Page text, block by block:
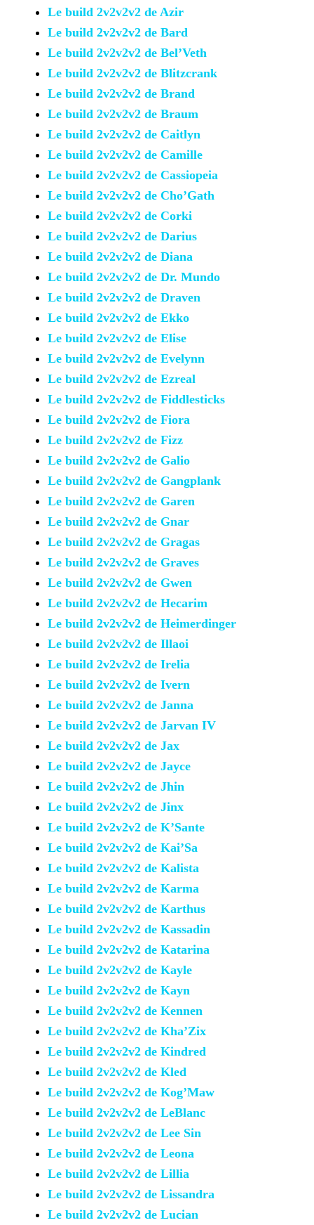
Le build 2v2v2v2 de Azir
Le build 2v2v2v2 de Bard
Le build 2v2v2v2 de Bel’Veth
Le build 2v2v2v2 de Blitzcrank
Le build 2v2v2v2 de Brand
Le build 2v2v2v2 de Braum
Le build 2v2v2v2 de Caitlyn
Le build 2v2v2v2 de Camille
Le build 2v2v2v2 de Cassiopeia
Le build 2v2v2v2 de Cho’Gath
Le build 2v2v2v2 de Corki
Le build 2v2v2v2 de Darius
Le build 2v2v2v2 de Diana
Le build 2v2v2v2 de Dr. Mundo
Le build 2v2v2v2 de Draven
Le build 2v2v2v2 de Ekko
Le build 2v2v2v2 de Elise
Le build 2v2v2v2 de Evelynn
Le build 2v2v2v2 de Ezreal
Le build 2v2v2v2 de Fiddlesticks
Le build 2v2v2v2 de Fiora
Le build 2v2v2v2 de Fizz
Le build 2v2v2v2 de Galio
Le build 2v2v2v2 de Gangplank
Le build 2v2v2v2 de Garen
Le build 2v2v2v2 de Gnar
Le build 2v2v2v2 de Gragas
Le build 2v2v2v2 de Graves
Le build 2v2v2v2 de Gwen
Le build 2v2v2v2 de Hecarim
Le build 2v2v2v2 de Heimerdinger
Le build 2v2v2v2 de Illaoi
Le build 2v2v2v2 de Irelia
Le build 2v2v2v2 de Ivern
Le build 2v2v2v2 de Janna
Le build 2v2v2v2 de Jarvan IV
Le build 2v2v2v2 de Jax
Le build 2v2v2v2 de Jayce
Le build 2v2v2v2 de Jhin
Le build 2v2v2v2 de Jinx
Le build 2v2v2v2 de K’Sante
Le build 2v2v2v2 de Kai’Sa
Le build 2v2v2v2 de Kalista
Le build 2v2v2v2 de Karma
Le build 2v2v2v2 de Karthus
Le build 2v2v2v2 de Kassadin
Le build 2v2v2v2 de Katarina
Le build 2v2v2v2 de Kayle
Le build 2v2v2v2 de Kayn
Le build 2v2v2v2 de Kennen
Le build 2v2v2v2 de Kha’Zix
Le build 2v2v2v2 de Kindred
Le build 2v2v2v2 de Kled
Le build 2v2v2v2 de Kog’Maw
Le build 2v2v2v2 de LeBlanc
Le build 2v2v2v2 de Lee Sin
Le build 2v2v2v2 de Leona
Le build 2v2v2v2 de Lillia
Le build 2v2v2v2 de Lissandra
Le build 2v2v2v2 de Lucian